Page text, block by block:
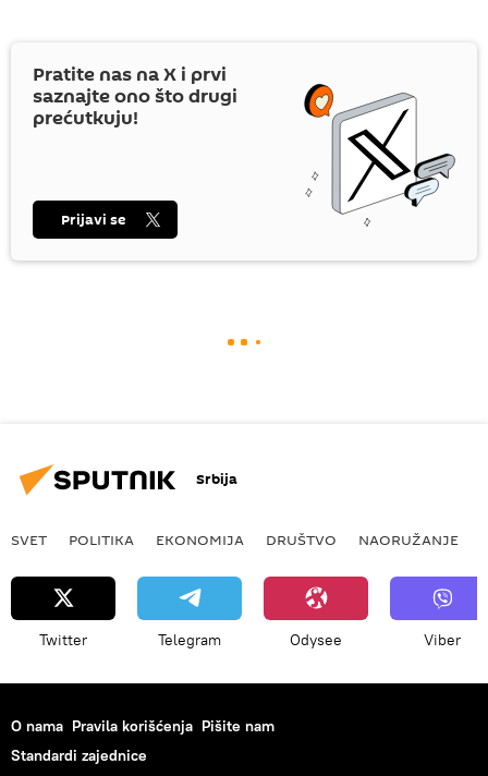
Pratite nas naX i prvi
saznajte ono što drugi
prećutkuju!
Prijavi se
Srbija
SVET POLITIKA EKONOMIJA DRUŠTVO NAORUŽANJE
Twitter Telegram Odysee Viber
O nama Pravila korišćenja Pišite nam
Standardi zajednice